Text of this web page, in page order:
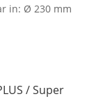
in: Ø 230 mm
/ Super